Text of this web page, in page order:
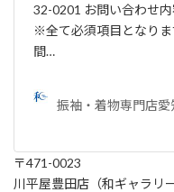
32-0201 お問い合わせ
※全て必須項目となり
間…
振袖・着物専門店
〒471-0023
川平屋豊田店（和ギャラリ